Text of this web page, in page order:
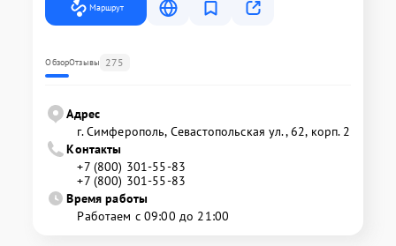
Маршрут
ОбзорОтзывы 275
Адрес
г. Симферополь, Севастопольская ул., 62, корп. 2
Контакты
+7 (800) 301-55-83
+7 (800) 301-55-83
Время работы
Работаем с 09:00 до 21:00